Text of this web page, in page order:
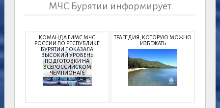
МЧС Бурятии информирует
КОМАНДА ГИМС МЧС
РОССИИ ПО РЕСПУБЛИКЕ
БУРЯТИИ ПОКАЗАЛА
ВЫСОКИЙ УРОВЕНЬ
ПОДГОТОВКИ НА
ВСЕРОССИЙСКОМ
ЧЕМПИОНАТЕ
ТРАГЕДИЯ, КОТОРУЮ МОЖНО
ИЗБЕЖАТЬ